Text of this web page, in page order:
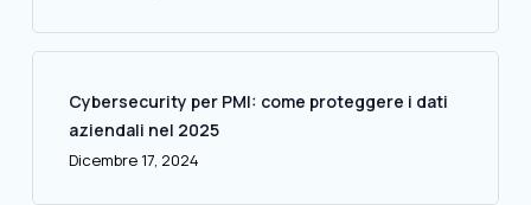
Cybersecurity per PMI: come proteggere i dati
aziendali nel 2025
Dicembre 17, 2024